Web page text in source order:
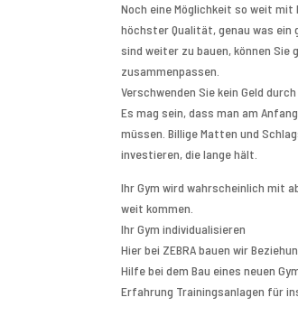
Noch eine Möglichkeit so weit mit
höchster Qualität, genau was
sind weiter zu bauen, können
zusammenpassen.
Verschwenden Sie kein Geld
Es mag sein, dass man am
müssen. Billige Matten und
investieren, die lange hält.
Ihr Gym wird wahrscheinlich mit
weit kommen.
Ihr Gym individualisieren
Hier bei ZEBRA bauen wir
Hilfe bei dem Bau eines neuen
Erfahrung Trainingsanlagen für